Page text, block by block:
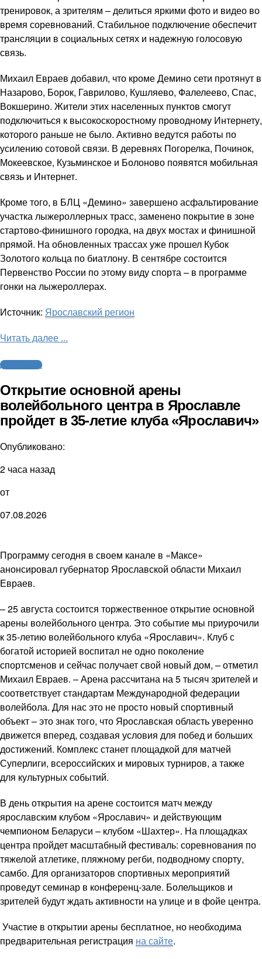
тренировок, а зрителям – делиться яркими фото и видео во
время соревнований. Стабильное подключение обеспечит
трансляции в социальных сетях и надежную голосовую
связь.
Михаил Евраев добавил, что кроме Демино сети протянут в
Назарово, Борок, Гаврилово, Кушляево, Фалелеево, Спас,
Вокшерино. Жители этих населенных пунктов смогут
подключиться к высокоскоростному проводному Интернету,
которого раньше не было. Активно ведутся работы по
усилению сотовой связи. В деревнях Погорелка, Починок,
Мокеевское, Кузьминское и Болоново появятся мобильная
связь и Интернет.
Кроме того, в БЛЦ «Демино» завершено асфальтирование
участка лыжероллерных трасс, заменено покрытие в зоне
стартово-финишного городка, на двух мостах и финишной
прямой. На обновленных трассах уже прошел Кубок
Золотого кольца по биатлону. В сентябре состоится
Первенство России по этому виду спорта – в программе
гонки на лыжероллерах.
Источник: Ярославский регион
Читать далее ...
Другие виды
Открытие основной арены
волейбольного центра в Ярославле
пройдет в 35-летие клуба «Ярославич»
Опубликовано:
2 часа назад
от
07.08.2026
Программу сегодня в своем канале в «Максе»
анонсировал губернатор Ярославской области Михаил
Евраев.
– 25 августа состоится торжественное открытие основной
арены волейбольного центра. Это событие мы приурочили
к 35-летию волейбольного клуба «Ярославич». Клуб с
богатой историей воспитал не одно поколение
спортсменов и сейчас получает свой новый дом, – отметил
Михаил Евраев. – Арена рассчитана на 5 тысяч зрителей и
соответствует стандартам Международной федерации
волейбола. Для нас это не просто новый спортивный
объект – это знак того, что Ярославская область уверенно
движется вперед, создавая условия для побед и больших
достижений. Комплекс станет площадкой для матчей
Суперлиги, всероссийских и мировых турниров, а также
для культурных событий.
В день открытия на арене состоится матч между
ярославским клубом «Ярославич» и действующим
чемпионом Беларуси – клубом «Шахтер». На площадках
центра пройдет масштабный фестиваль: соревнования по
тяжелой атлетике, пляжному регби, подводному спорту,
самбо. Для организаторов спортивных мероприятий
проведут семинар в конференц‑зале. Болельщиков и
зрителей будут ждать активности на улице и в фойе центра.
Участие в открытии арены бесплатное, но необходима
предварительная регистрация на сайте.